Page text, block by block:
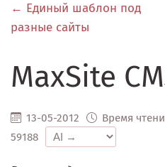
← Единый шаблон под
разные сайты
MaxSite
13-05-2012 Время
59188